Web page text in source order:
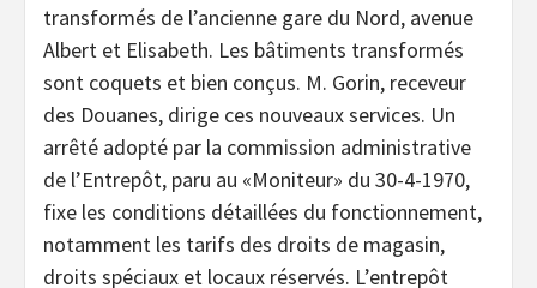
transformés de l’ancienne gare du Nord, avenue
Albert et Elisabeth. Les bâtiments transformés
sont coquets et bien conçus. M. Gorin, receveur
des Douanes, dirige ces nouveaux services. Un
arrêté adopté par la commission administrative
de l’Entrepôt, paru au «Moniteur» du 30-4-1970,
fixe les conditions détaillées du fonctionnement,
notamment les tarifs des droits de magasin,
droits spéciaux et locaux réservés. L’entrepôt